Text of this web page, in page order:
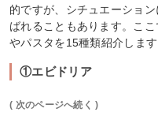
的ですが、シチュエーショ
ばれることもあります。こ
やパスタを15種類紹介します
①エビドリア
( 次のページへ続く )